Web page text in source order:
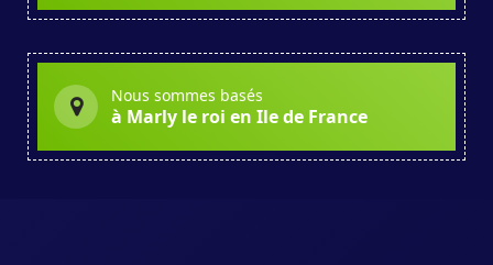
Nous sommes basés
à Marly le roi en Ile de France